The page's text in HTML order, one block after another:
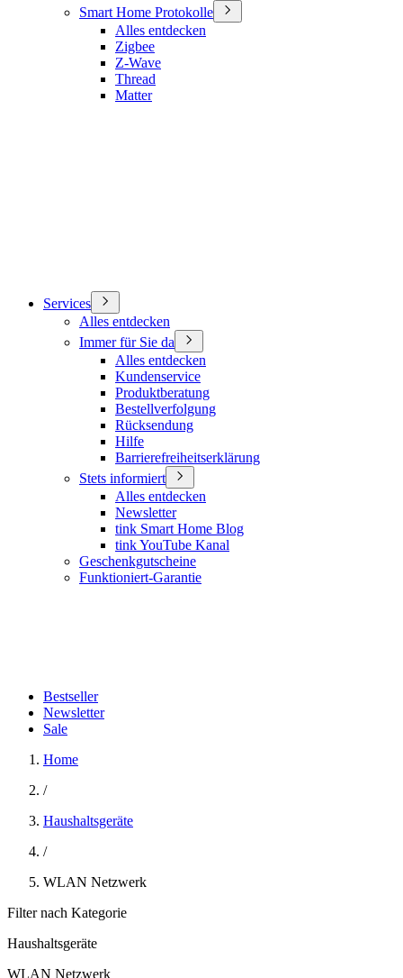
Smart Home Protokolle
Alles entdecken
Zigbee
Z-Wave
Thread
Matter
Services
Alles entdecken
Immer für Sie da
Alles entdecken
Kundenservice
Produktberatung
Bestellverfolgung
Rücksendung
Hilfe
Barrierefreiheitserklärung
Stets informiert
Alles entdecken
Newsletter
tink Smart Home Blog
tink YouTube Kanal
Geschenkgutscheine
Funktioniert-Garantie
Bestseller
Newsletter
Sale
Home
/
Haushaltsgeräte
/
WLAN Netzwerk
Filter nach Kategorie
Haushaltsgeräte
WLAN Netzwerk